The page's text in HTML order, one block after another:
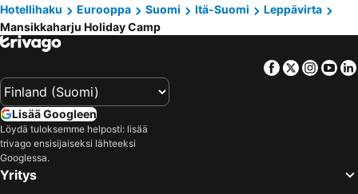
Hotellihaku
Eurooppa Suomi Itä-Suomi
Leppävirta
Mansikkaharju Holiday Camp
Facebook
Twitter
Lisää Googleen
Löydä tuloksemme helposti: lisää
trivago ensisijaiseksi lähteeksi
Googlessa.
Yritys